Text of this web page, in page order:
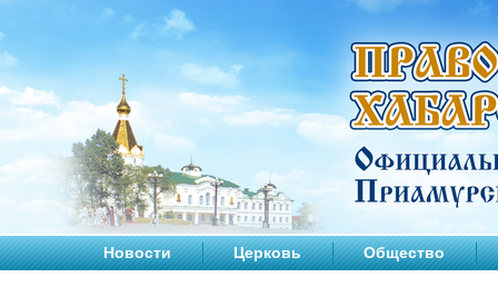
Новости Церковь Общество